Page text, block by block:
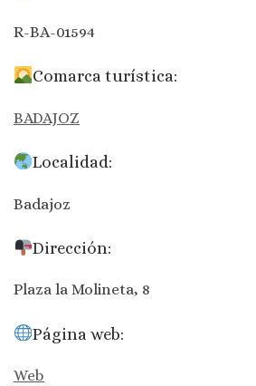
R-BA-01594
Comarca turística:
BADAJOZ
Localidad:
Badajoz
Dirección:
Plaza la Molineta, 8
Página web:
Web